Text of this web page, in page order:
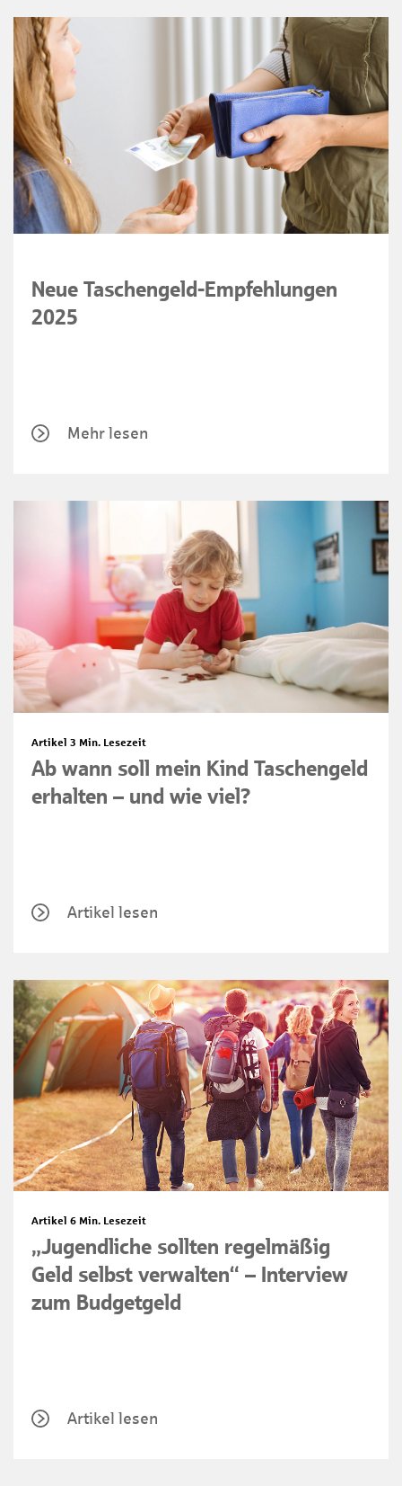
Neue Taschengeld-Empfehlungen
2025
Mehr lesen
Artikel 3 Min. Lesezeit
Ab wann soll mein Kind Taschengeld
erhalten – und wie viel?
Artikel lesen
Artikel 6 Min. Lesezeit
„Jugendliche sollten regelmäßig
Geld selbst verwalten“ – Interview
zum Budgetgeld
Artikel lesen